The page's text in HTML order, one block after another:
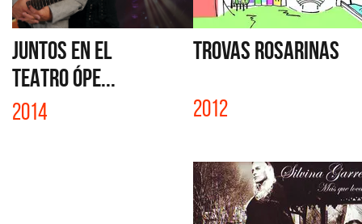
JUNTOS EN EL
TEATRO ÓPE...
2014
TROVAS ROSARINAS
2012